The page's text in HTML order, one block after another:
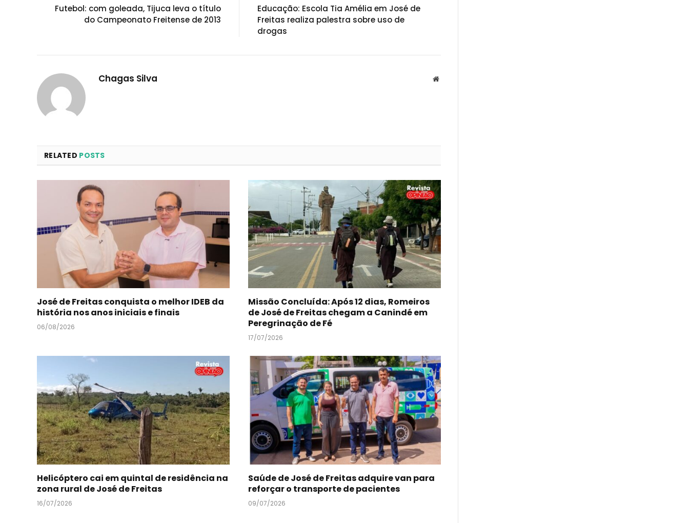
Futebol: com goleada, Tijuca leva o título
do Campeonato Freitense de 2013
Educação: Escola Tia Amélia em José de
Freitas realiza palestra sobre uso de
drogas
Chagas Silva Website
RELATED POSTS
José de Freitas conquista o melhor IDEB da
história nos anos iniciais e finais
06/08/2026
Missão Concluída: Após 12 dias, Romeiros
de José de Freitas chegam a Canindé em
Peregrinação de Fé
17/07/2026
Helicóptero cai em quintal de residência na
zona rural de José de Freitas
16/07/2026
Saúde de José de Freitas adquire van para
reforçar o transporte de pacientes
09/07/2026